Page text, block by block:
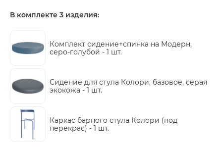
В комплекте 3 изделия:
Комплект сидение+спинка на Модерн,
серо-голубой - 1 шт.
Сидение для стула Колори, базовое, серая
экокожа - 1 шт.
Каркас барного стула Колори (под
перекрас) - 1 шт.